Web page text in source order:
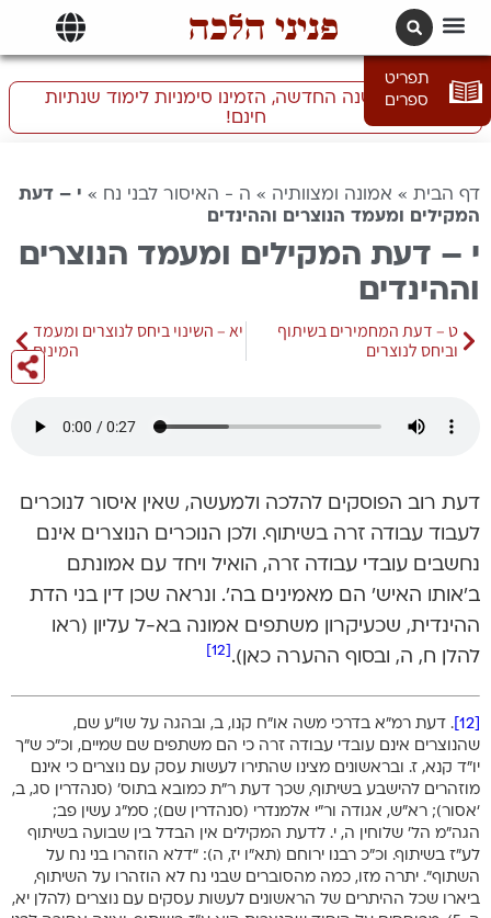
פניני הלכה
תפריט
ספרים
התכוננו לשנה החדשה, הזמינו סימניות לימוד שנתיות
חינם!
דף הבית » אמונה ומצוותיה » ה - האיסור לבני נח » י – דעת
המקילים ומעמד הנוצרים וההינדים
י – דעת המקילים ומעמד הנוצרים
וההינדים
ט – דעת המחמירים בשיתוף
וביחס לנוצרים
יא – השינוי ביחס לנוצרים ומעמד
המינים
דעת רוב הפוסקים להלכה ולמעשה, שאין איסור לנוכרים
לעבוד עבודה זרה בשיתוף. ולכן הנוכרים הנוצרים אינם
נחשבים עובדי עבודה זרה, הואיל ויחד עם אמונתם
ב’אותו האיש’ הם מאמינים בה’. ונראה שכן דין בני הדת
ההינדית, שכעיקרון משתפים אמונה בא-ל עליון (ראו
להלן ח, ה, ובסוף ההערה כאן).
. דעת רמ”א בדרכי משה או”ח קנו, ב, ובהגה על שו”ע שם,
שהנוצרים אינם עובדי עבודה זרה כי הם משתפים שם שמיים, וכ”כ ש”ך
יו”ד קנא, ז. ובראשונים מצינו שהתירו לעשות עסק עם נוצרים כי אינם
מוזהרים להישבע בשיתוף, שכך דעת ר”ת כמובא בתוס’ (סנהדרין סג, ב,
‘אסור); רא”ש, אגודה ור”י אלמנדרי (סנהדרין שם); סמ”ג עשין פב;
הגה”מ הל’ שלוחין ה, י. לדעת המקילים אין הבדל בין שבועה בשיתוף
לע”ז בשיתוף. וכ”כ רבנו ירוחם (תא”ו יז, ה): “דלא הוזהרו בני נח על
השתוף”. יתרה מזו, כמה מהסוברים שבני נח לא הוזהרו על השיתוף,
ביארו שכל ההיתרים של הראשונים לעשות עסקים עם נוצרים (להלן יא,